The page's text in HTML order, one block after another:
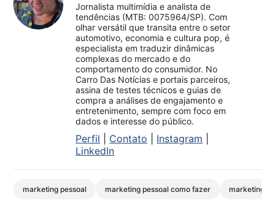
Jornalista multimídia e analista de
tendências (MTB: 0075964/SP). Com
olhar versátil que transita entre o setor
automotivo, economia e cultura pop, é
especialista em traduzir dinâmicas
complexas do mercado e do
comportamento do consumidor. No
Carro Das Notícias e portais parceiros,
assina de testes técnicos e guias de
compra a análises de engajamento e
entretenimento, sempre com foco em
dados e interesse do público.
Perfil Contato Instagram
LinkedIn
marketing pessoal marketing pessoal como fazer marketing